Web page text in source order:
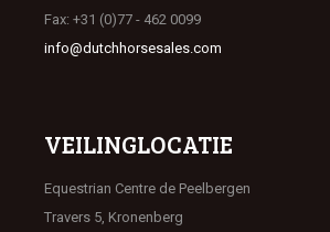
Fax: +31 (0)77 - 462 0099
info@dutchhorsesales.com
VEILINGLOCATIE
Equestrian Centre de Peelbergen
Travers 5, Kronenberg